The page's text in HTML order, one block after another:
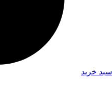
سبد خرید